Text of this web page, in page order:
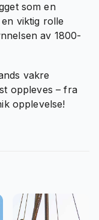
som en
viktig rolle
av 1800-
vakre
oppleves – fra
opplevelse!